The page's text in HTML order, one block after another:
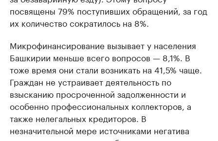
посвящены 79% поступивших обращений, за год
их количество сократилось на 8%.
Микрофинансирование вызывает у населения
Башкирии меньше всего вопросов — 8,1%. В
тоже время они стали возникать на 41,5% чаще.
Граждан не устраивает деятельность по
взысканию просроченной задолженности и
особенно профессиональных коллекторов, а
также нелегальных кредиторов. В
незначительной мере источниками негатива